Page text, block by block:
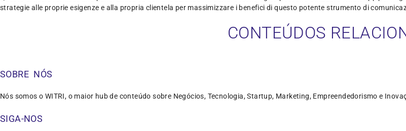
strategie alle proprie esigenze e alla propria clientela per massimizzare i benefici di questo potente strumento di
CONTEÚDOS
SOBRE NÓS
Nós somos o WITRI, o maior hub de conteúdo sobre Negócios, Tecnologia, Startup, Marketing, Empreendedorismo e
SIGA-NOS